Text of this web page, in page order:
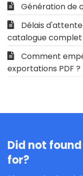
Génération de
Délais
catalogue complet
Comment
exportations PDF ?
Did not
for?